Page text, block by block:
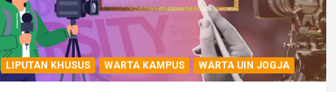
LIPUTAN KHUSUS WARTA KAMPUS WARTA UIN JOGJA